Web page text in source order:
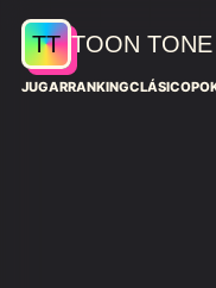
TT TOON TONE
JUGARRANKINGCLÁSICO